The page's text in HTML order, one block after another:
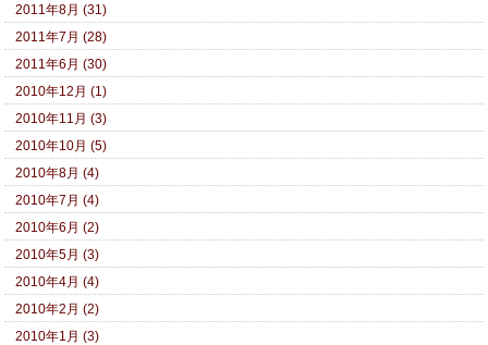
2011年8月 (31)
2011年7月 (28)
2011年6月 (30)
2010年12月 (1)
2010年11月 (3)
2010年10月 (5)
2010年8月 (4)
2010年7月 (4)
2010年6月 (2)
2010年5月 (3)
2010年4月 (4)
2010年2月 (2)
2010年1月 (3)